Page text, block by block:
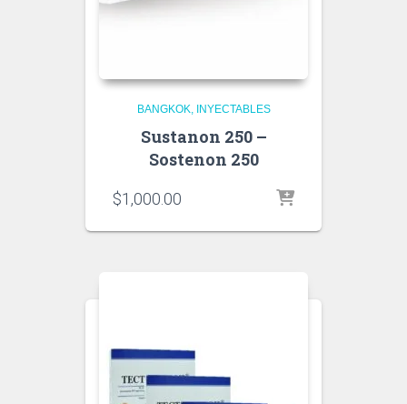
BANGKOK INYECTABLES
Sustanon 250 –
Sostenon 250
$1,000.00